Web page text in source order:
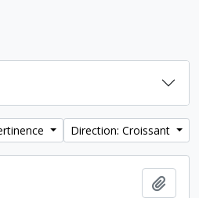
Direction: Croissant